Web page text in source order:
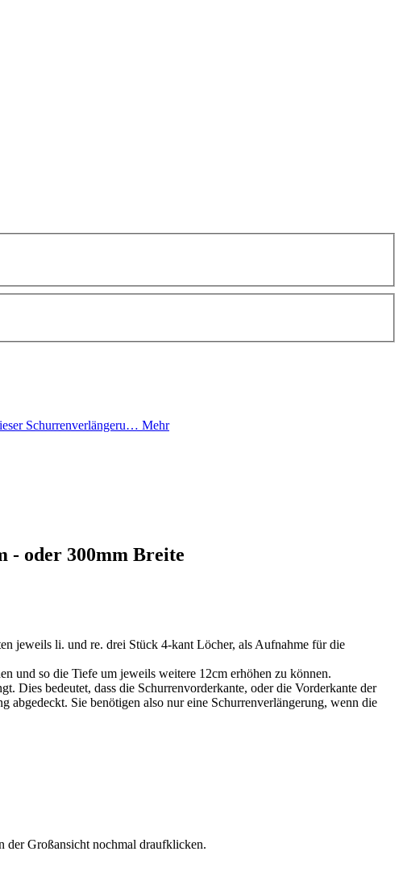
Schurrenverlängeru… Mehr
- oder 300mm Breite
jeweils li. und re. drei Stück 4-kant Löcher, als Aufnahme für die
und so die Tiefe um jeweils weitere 12cm erhöhen zu können.
Dies bedeutet, dass die Schurrenvorderkante, oder die Vorderkante der
Sie benötigen also nur eine Schurrenverlängerung, wenn die
der Großansicht nochmal draufklicken.